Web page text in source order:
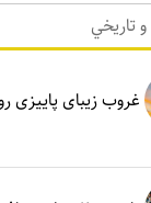
تاريخي
غروب زیبای پاییزی